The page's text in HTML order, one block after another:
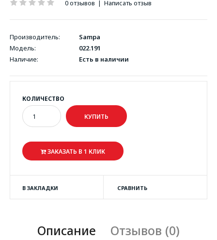
0 отзывов | Написать отзыв
Производитель:
Sampa
Модель:
022.191
Наличие:
Есть в наличии
КОЛИЧЕСТВО
ЗАКАЗАТЬ В 1 КЛИК
В ЗАКЛАДКИ СРАВНИТЬ
Описание Отзывов (0)